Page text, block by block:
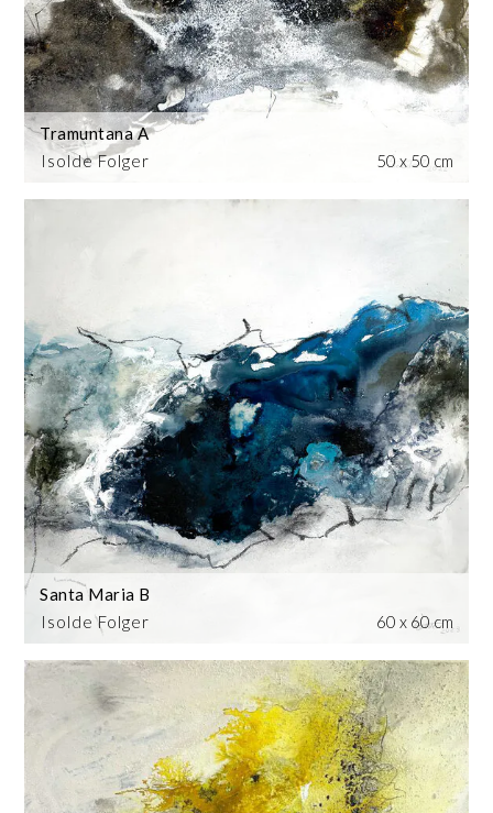
Isolde Folger
Tramuntana A
50 x 50 cm
Isolde Folger
Santa Maria B
60 x 60 cm